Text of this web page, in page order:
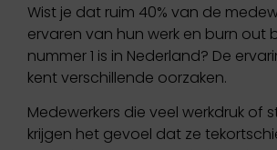
Wist je dat ruim 40% van de
ervaren van hun werk en burn out
nummer 1 is in Nederland? De
kent verschillende oorzaken.
Medewerkers die veel werkdruk of
krijgen het gevoel dat ze